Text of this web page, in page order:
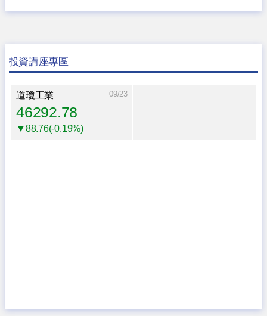
投資講座專區
道瓊工業 09/23
46292.78
▼88.76(-0.19%)